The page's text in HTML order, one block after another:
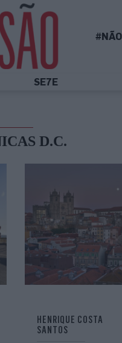
SE7E
D.C.
HENRIQUE COSTA
SANTOS